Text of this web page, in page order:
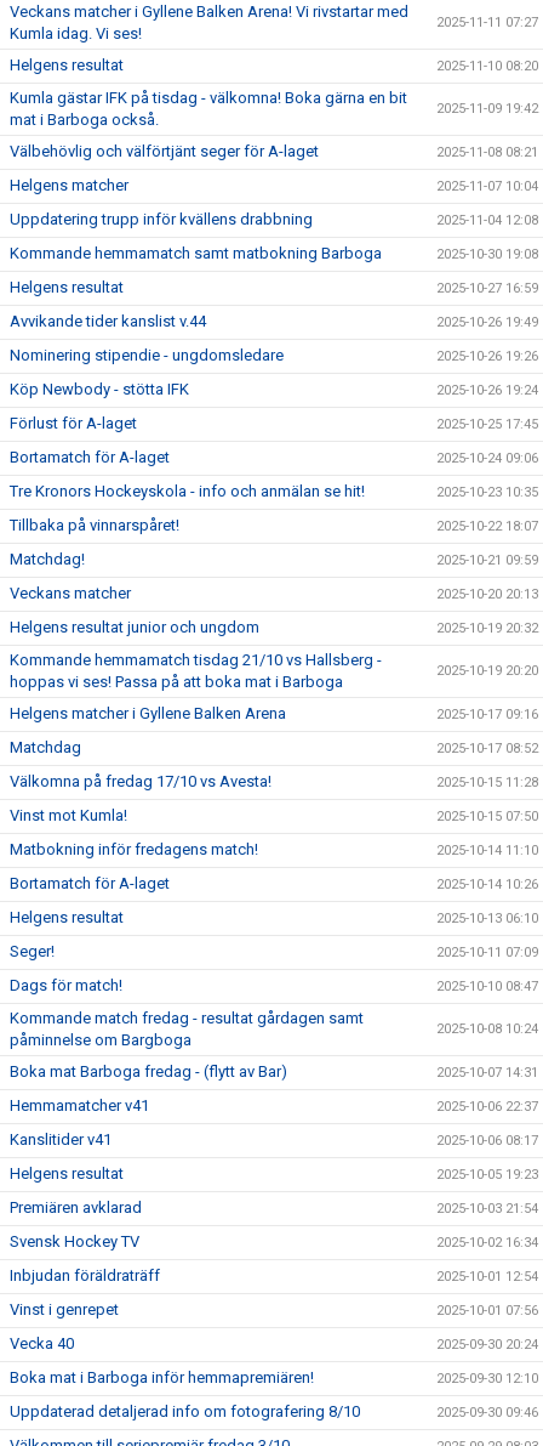
Veckans matcher i Gyllene Balken Arena! Vi rivstartar med
Kumla idag. Vi ses!
2025-11-11 07:27
Helgens resultat 2025-11-10 08:20
Kumla gästar IFK på tisdag - välkomna! Boka gärna en bit
mat i Barboga också.
2025-11-09 19:42
Välbehövlig och välförtjänt seger för A-laget 2025-11-08 08:21
Helgens matcher 2025-11-07 10:04
Uppdatering trupp inför kvällens drabbning 2025-11-04 12:08
Kommande hemmamatch samt matbokning Barboga 2025-10-30 19:08
Helgens resultat 2025-10-27 16:59
Avvikande tider kanslist v.44 2025-10-26 19:49
Nominering stipendie - ungdomsledare 2025-10-26 19:26
Köp Newbody - stötta IFK 2025-10-26 19:24
Förlust för A-laget 2025-10-25 17:45
Bortamatch för A-laget 2025-10-24 09:06
Tre Kronors Hockeyskola - info och anmälan se hit! 2025-10-23 10:35
Tillbaka på vinnarspåret! 2025-10-22 18:07
Matchdag! 2025-10-21 09:59
Veckans matcher 2025-10-20 20:13
Helgens resultat junior och ungdom 2025-10-19 20:32
Kommande hemmamatch tisdag 21/10 vs Hallsberg -
hoppas vi ses! Passa på att boka mat i Barboga
2025-10-19 20:20
Helgens matcher i Gyllene Balken Arena 2025-10-17 09:16
Matchdag 2025-10-17 08:52
Välkomna på fredag 17/10 vs Avesta! 2025-10-15 11:28
Vinst mot Kumla! 2025-10-15 07:50
Matbokning inför fredagens match! 2025-10-14 11:10
Bortamatch för A-laget 2025-10-14 10:26
Helgens resultat 2025-10-13 06:10
Seger! 2025-10-11 07:09
Dags för match! 2025-10-10 08:47
Kommande match fredag - resultat gårdagen samt
påminnelse om Bargboga
2025-10-08 10:24
Boka mat Barboga fredag - (flytt av Bar) 2025-10-07 14:31
Hemmamatcher v41 2025-10-06 22:37
Kanslitider v41 2025-10-06 08:17
Helgens resultat 2025-10-05 19:23
Premiären avklarad 2025-10-03 21:54
Svensk Hockey TV 2025-10-02 16:34
Inbjudan föräldraträff 2025-10-01 12:54
Vinst i genrepet 2025-10-01 07:56
Vecka 40 2025-09-30 20:24
Boka mat i Barboga inför hemmapremiären! 2025-09-30 12:10
Uppdaterad detaljerad info om fotografering 8/10 2025-09-30 09:46